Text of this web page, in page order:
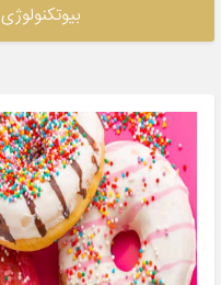
بیوتكنولوژی